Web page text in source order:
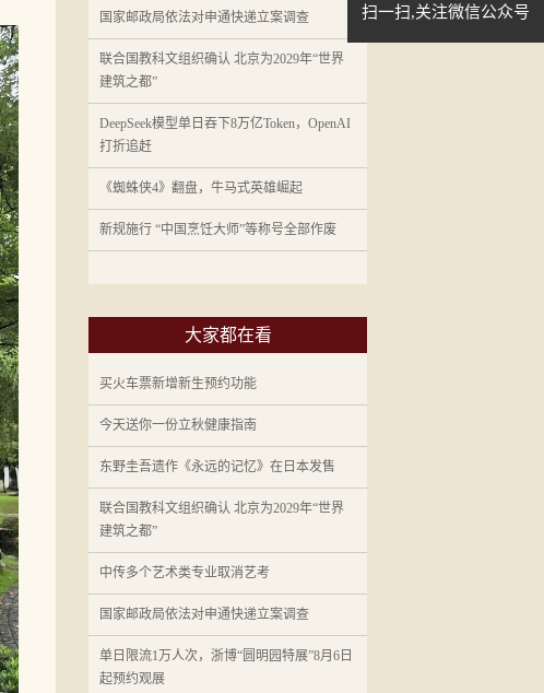
国家邮政局依法对申通快递立案调查
联合国教科文组织确认 北京为2029年“世界
建筑之都”
DeepSeek模型单日吞下8万亿Token，OpenAI
打折追赶
《蜘蛛侠4》翻盘，牛马式英雄崛起
新规施行 “中国烹饪大师”等称号全部作废
大家都在看
买火车票新增新生预约功能
今天送你一份立秋健康指南
东野圭吾遗作《永远的记忆》在日本发售
联合国教科文组织确认 北京为2029年“世界
建筑之都”
中传多个艺术类专业取消艺考
国家邮政局依法对申通快递立案调查
单日限流1万人次，浙博“圆明园特展”8月6日
起预约观展
扫一扫,关注微信公众号